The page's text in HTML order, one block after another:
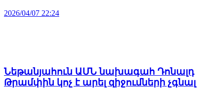
2026/04/07 22:24
Նեթանյահուն ԱՄՆ նախագահ Դոնալդ
Թրամփին կոչ է արել զիջումների չգնալ